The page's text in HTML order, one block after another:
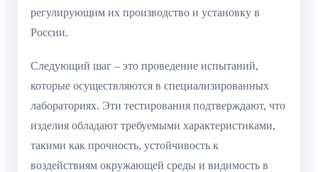
регулирующим их производство и установку в
России.
Следующий шаг – это проведение испытаний,
которые осуществляются в специализированных
лабораториях. Эти тестирования подтверждают, что
изделия обладают требуемыми характеристиками,
такими как прочность, устойчивость к
воздействиям окружающей среды и видимость в